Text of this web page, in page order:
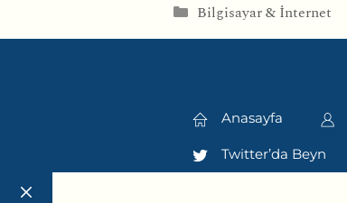
Kategoriler
Bilgisayar & İnternet
Anasayfa
Twitter’da Beyn